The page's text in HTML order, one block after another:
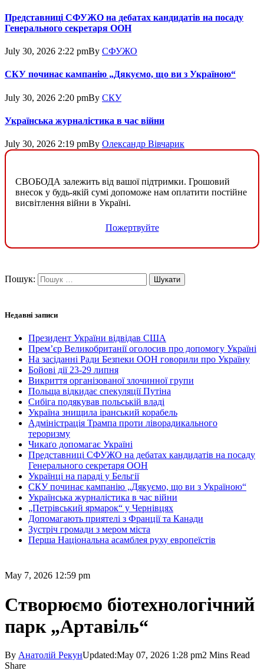
Представниці СФУЖО на дебатах кандидатів на посаду
Генерального секретаря ООН
July 30, 2026 2:22 pmBy СФУЖО
СКУ починає кампанію „Дякуємо, що ви з Україною“
July 30, 2026 2:20 pmBy СКУ
Українська журналістика в час війни
July 30, 2026 2:19 pmBy Олександр Вівчарик
СВОБОДА залежить від вашої підтримки. Грошовий
внесок у будь-якій сумі допоможе нам оплатити постійне
висвітлення війни в Україні.
Пожертвуйте
Пошук:
Недавні записи
Президент України відвідав США
Прем’єр Великобританії оголосив про допомогу Україні
На засіданні Ради Безпеки ООН говорили про Україну
Бойові дії 23-29 липня
Викриття організованої злочинної групи
Польща відкидає спекуляції Путіна
Сибіга подякував польській владі
Україна знищила іранський корабель
Адміністрація Трампа проти ліворадикального
тероризму
Чикаґо допомагає Україні
Представниці СФУЖО на дебатах кандидатів на посаду
Генерального секретаря ООН
Українці на параді у Бельгії
СКУ починає кампанію „Дякуємо, що ви з Україною“
Українська журналістика в час війни
„Петрівський ярмарок“ у Чернівцях
Допомагають приятелі з Франції та Канади
Зустріч громади з мером міста
Перша Національна асамблея руху европеїстів
May 7, 2026 12:59 pm
Cтворюємо біотехнологічний
парк „Артавіль“
By Анатолій РекунUpdated:May 07, 2026 1:28 pm2 Mins Read
Share